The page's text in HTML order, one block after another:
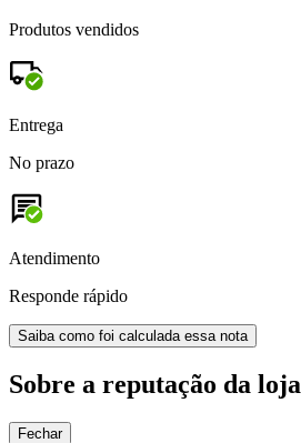
Produtos vendidos
Entrega
No prazo
Atendimento
Responde rápido
Saiba como foi calculada essa nota
Sobre a reputação da loja
Fechar